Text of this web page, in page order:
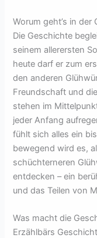
Worum geht’s in der
Die Geschichte
seinem allerersten
heute darf er zum
den anderen
Freundschaft und
stehen im
jeder Anfang
fühlt sich alles ein
bewegend wird es,
schüchterneren
entdecken – ein
und das Teilen von
Was macht die
Erzählbärs